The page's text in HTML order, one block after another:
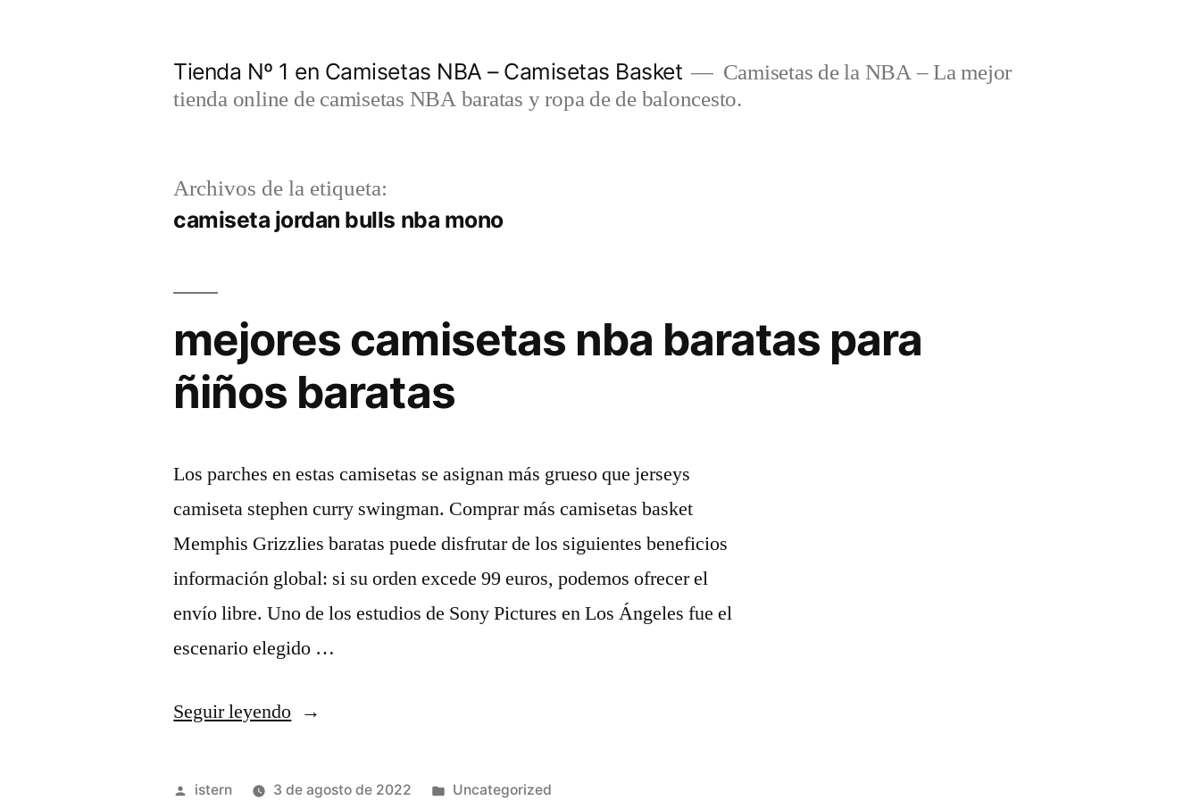
Tienda Nº 1 en Camisetas NBA – Camisetas Basket
Camisetas de la NBA – La mejor
tienda online de camisetas NBA baratas y ropa de de baloncesto.
Archivos de la etiqueta:
camiseta jordan bulls nba mono
mejores camisetas nba baratas para
ñiños baratas
Los parches en estas camisetas se asignan más grueso que jerseys
camiseta stephen curry swingman. Comprar más camisetas basket
Memphis Grizzlies baratas puede disfrutar de los siguientes beneficios
información global: si su orden excede 99 euros, podemos ofrecer el
envío libre. Uno de los estudios de Sony Pictures en Los Ángeles fue el
escenario elegido …
Seguir leyendo«mejores
nba
Publicado
istern 3 de agosto de 2022 Publicado
Uncategorized